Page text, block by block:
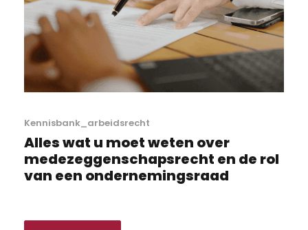
Kennisbank_arbeidsrecht
Alles wat u moet weten over
medezeggenschapsrecht en de rol
van een ondernemingsraad